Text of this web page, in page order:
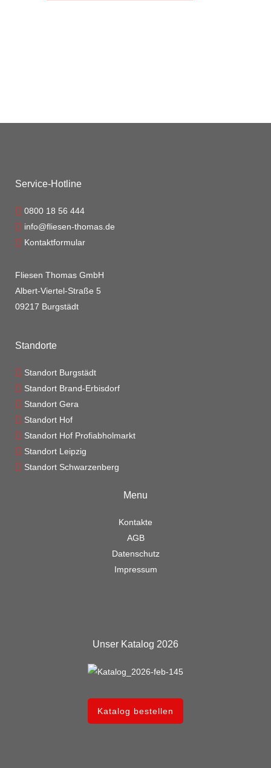
Service-Hotline
0800 18 56 444
info@fliesen-thomas.de
Kontaktformular
Fliesen Thomas GmbH
Albert-Viertel-Straße 5
09217 Burgstädt
Standorte
Standort Burgstädt
Standort Brand-Erbisdorf
Standort Gera
Standort Hof
Standort Hof Profiabholmarkt
Standort Leipzig
Standort Schwarzenberg
Menu
Kontakte
AGB
Datenschutz
Impressum
Unser Katalog 2026
Katalog bestellen